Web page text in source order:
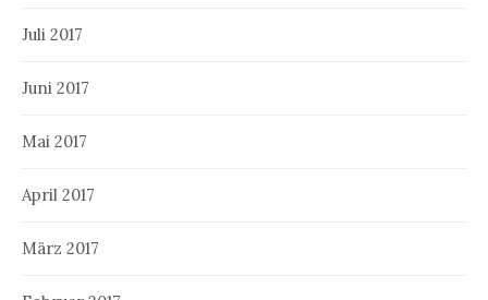
Juli 2017
Juni 2017
Mai 2017
April 2017
März 2017